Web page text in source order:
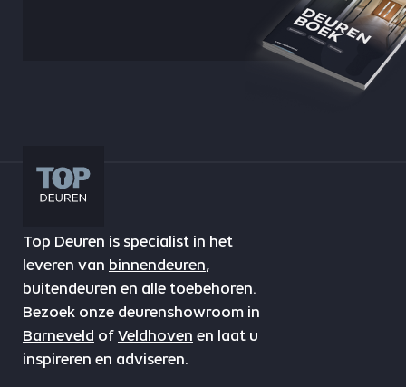
Top Deuren is specialist in het
leveren van binnendeuren,
buitendeuren en alle toebehoren.
Bezoek onze deurenshowroom in
Barneveld of Veldhoven en laat u
inspireren en adviseren.